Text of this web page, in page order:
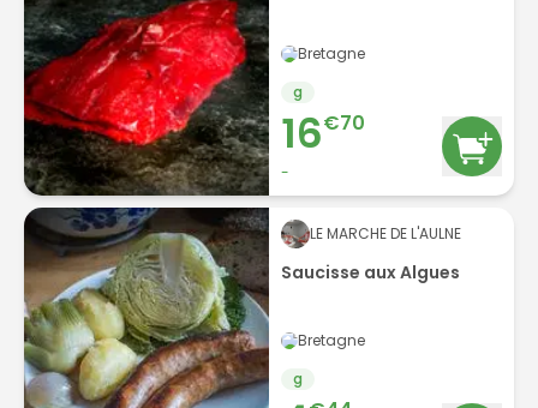
Bretagne
g
16€70
-
LE MARCHE DE L'AULNE
Saucisse aux Algues
Bretagne
g